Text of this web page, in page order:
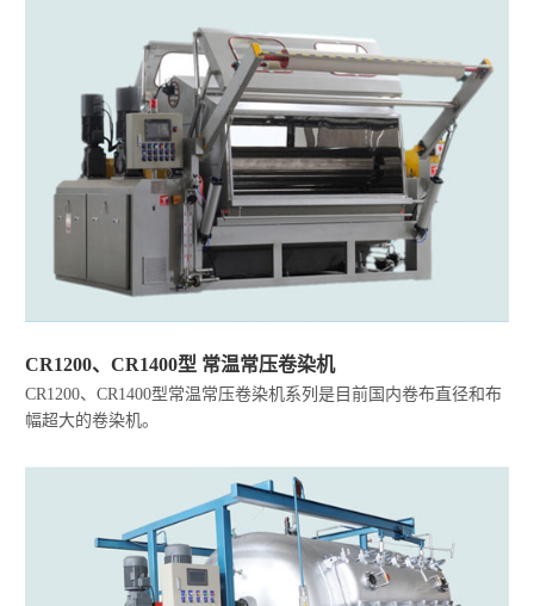
CR1200、CR1400型 常温常压卷染机
CR1200、CR1400型常温常压卷染机系列是目前国内卷布直径和布
幅超大的卷染机。